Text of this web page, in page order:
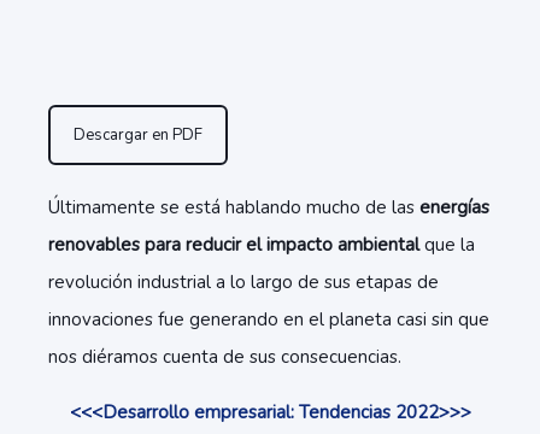
Descargar en PDF
Últimamente se está hablando mucho de las energías
renovables para reducir el impacto ambientalque la
revolución industrial a lo largo de sus etapas de
innovaciones fue generando en el planeta casi sin que
nos diéramos cuenta de sus consecuencias.
<<<Desarrollo empresarial: Tendencias 2022>>>